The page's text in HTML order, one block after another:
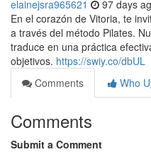
elainejsra965621 97 days
En el corazón de Vitoria, te
a través del método Pilates.
traduce en una práctica
objetivos. https://swiy.co/dbUL
Comments
Who
Comments
Submit a Comment